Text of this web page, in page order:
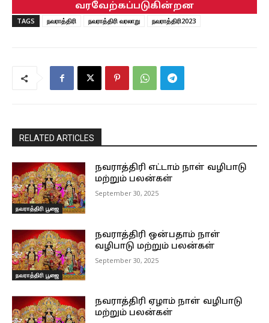
வரவேற்கப்படுகின்றன
TAGS நவராத்திரி நவராத்திரி வரலாறு நவராத்திரி2023
RELATED ARTICLES
நவராத்திரி பூஜை
நவராத்திரி எட்டாம் நாள் வழிபாடு
மற்றும் பலன்கள்
September 30, 2025
நவராத்திரி பூஜை
நவராத்திரி ஒன்பதாம் நாள்
வழிபாடு மற்றும் பலன்கள்
September 30, 2025
நவராத்திரி ஏழாம் நாள் வழிபாடு
மற்றும் பலன்கள்